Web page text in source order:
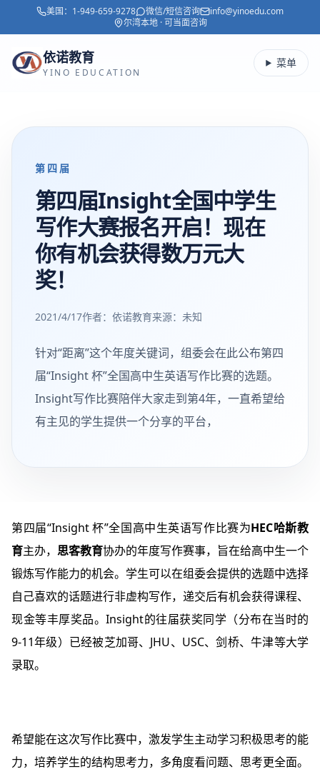
美国： 1-949-659-9278 微信/短信咨询
info@yinoedu.com
尔湾本地 · 可当面咨询
依诺教育
YINO EDUCATION
菜单
第四届
第四届Insight全国中学生
写作大赛报名开启！现在
你有机会获得数万元大
奖！
2021/4/17作者：依诺教育来源： 未知
针对“距离”这个年度关键词，组委会在此公布第四
届“Insight 杯”全国高中生英语写作比赛的选题。
Insight写作比赛陪伴大家走到第4年，一直希望给
有主见的学生提供一个分享的平台，
第四届“Insight 杯”全国高中生英语写作比赛为HEC哈斯教
育主办， 思客教育协办的年度写作赛事，旨在给高中生一个
锻炼写作能力的机会。学生可以在组委会提供的选题中选择
自己喜欢的话题进行非虚构写作，递交后有机会获得课程、
现金等丰厚奖品。Insight的往届获奖同学（分布在当时的
9-11年级）已经被芝加哥、JHU、USC、剑桥、牛津等大学
录取。
希望能在这次写作比赛中，激发学生主动学习积极思考的能
力，培养学生的结构思考力，多角度看问题、思考更全面。